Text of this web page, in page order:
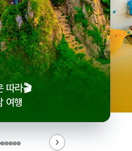
따라🎬
여행
로컬 감성 수집!
전국 로컬 기념품숍 3곳⭐
우리말